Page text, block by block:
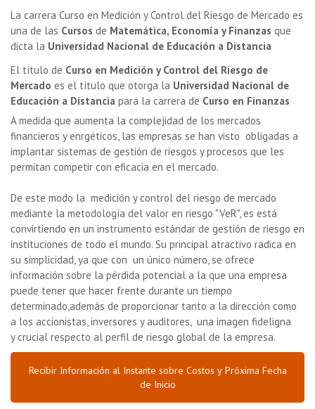
La carrera Curso en Medición y Control del Riesgo de Mercado es
una de las Cursos de Matemática, Economía y Finanzas que
dicta la Universidad Nacional de Educación a Distancia
El título de Curso en Medición y Control del Riesgo de
Mercado es el título que otorga la Universidad Nacional de
Educación a Distancia para la carrera de Curso en Finanzas
A medida que aumenta la complejidad de los mercados
financieros y enrgéticos, las empresas se han visto obligadas a
implantar sistemas de gestión de riesgos y procesos que les
permitan competir con eficacia en el mercado.
De este modo la medición y control del riesgo de mercado
mediante la metodología del valor en riesgo "VeR", es está
convirtiendo en un instrumento estándar de gestión de riesgo en
instituciones de todo el mundo. Su principal atractivo radica en
su simplicidad, ya que con un único número, se ofrece
información sobre la pérdida potencial a la que una empresa
puede tener que hacer frente durante un tiempo
determinado,además de proporcionar tanto a la dirección como
a los accionistas, inversores y auditores, una imagen fideligna
y crucial respecto al perfil de riesgo global de la empresa.
Recibir Información al Instante sobre Costos y Próxima Fecha
de Inicio